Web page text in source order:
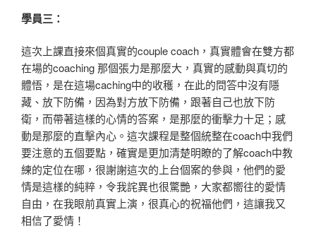
學員三：
這次上課直接來個真實的couple coach，真實體會在雙方都
在場的coaching 那個張力是那麼大，真實的感動與真切的
體悟，是在這場caching中的收穫，在此的問答中沒有隱
藏、放下防備，因為對方放下防備，跟著自己也放下防
衛，而帶著這樣的心情的答案，是那麼的衝擊力十足；感
動是那麼的直擊內心。這次課程是整個統整在coach中我們
要注意的五個要點，確實是更加清楚明瞭的了解coach中教
練的定位在哪，很謝謝這次的上台個案的參與，他們的愛
情是這樣的純粹，令我詫異也很驚艷，大家都嚮往的愛情
自由，在我眼前真實上演，很真心的祝福他們，這讓我又
相信了愛情！